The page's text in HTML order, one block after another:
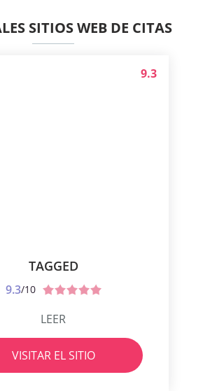
SITIOS WEB DE CITAS
TAGGED
9.3/10
9.3
LEER
VISITAR EL SITIO